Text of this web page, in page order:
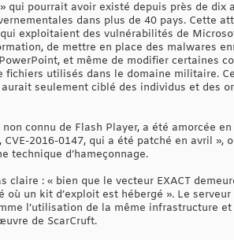
qui pourrait avoir existé depuis près de dix
dans plus de 40 pays. Cette
exploitaient des vulnérabilités de
de mettre en place des malwares
et même de modifier certaines
fichiers utilisés dans le domaine militaire.
seulement ciblé des individus et des
connu de Flash Player, a été amorcée
2016-0147, qui a été patché en avril »,
technique d’hameçonnage.
: « bien que le vecteur EXACT
un kit d’exploit est hébergé ». Le
l’utilisation de la même infrastructure
de ScarCruft.